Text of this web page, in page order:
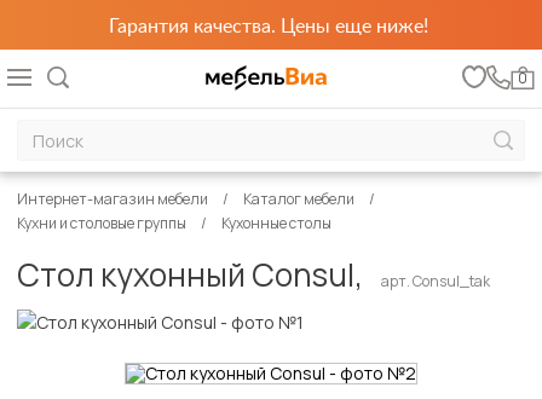
Гарантия качества. Цены еще ниже!
0
Интернет-магазин мебели
Каталог мебели
Кухни и столовые группы
Кухонные столы
Стол кухонный Consul, арт. Consul_tak